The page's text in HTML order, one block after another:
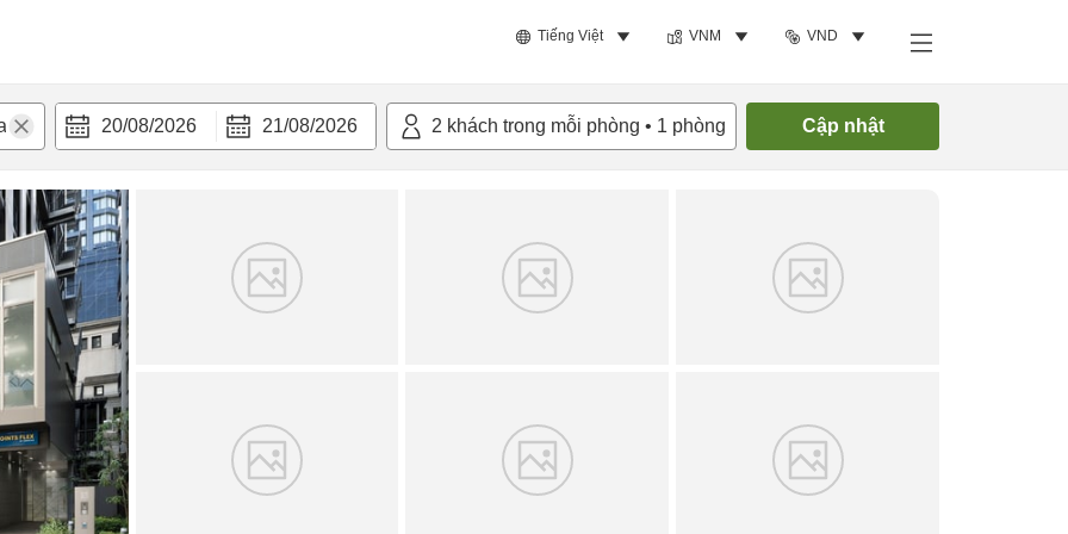
Tiếng Việt VNM VND
20/08/2026 21/08/2026 2 khách trong mỗi phòng • 1 phòng Cập nhật
bật Tiện nghi Tìm phòng trống